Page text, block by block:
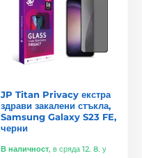
JP Titan Privacy екстра
здрави закалени стъкла,
Samsung Galaxy S23 FE,
черни
В наличност, в сряда 12. 8. у